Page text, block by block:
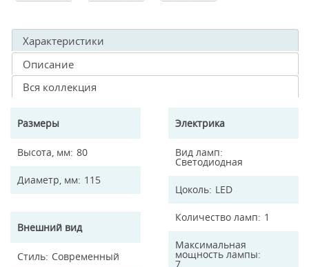
Характеристики
Описание
Вся коллекция
Размеры
Высота, мм 80
Диаметр, мм 115
Внешний вид
Стиль Современный
Электрика
Вид ламп
Светодиодная
Цоколь LED
Количество ламп 1
Максимальная
мощность лампы
7